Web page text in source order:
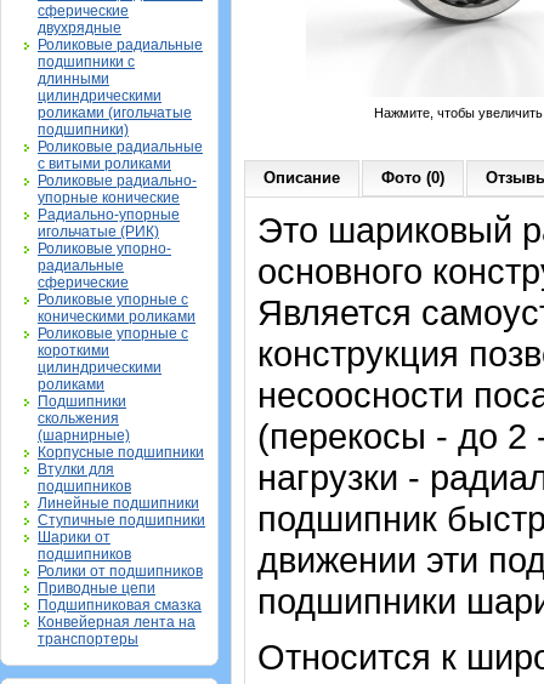
сферические
двухрядные
Роликовые радиальные
подшипники с
длинными
цилиндрическими
роликами (игольчатые
подшипники)
Роликовые радиальные
с витыми роликами
Роликовые радиально-
упорные конические
Радиально-упорные
игольчатые (РИК)
Роликовые упорно-
радиальные
сферические
Роликовые упорные с
коническими роликами
Роликовые упорные с
короткими
цилиндрическими
роликами
Подшипники
скольжения
(шарнирные)
Корпусные подшипники
Втулки для
подшипников
Линейные подшипники
Ступичные подшипники
Шарики от
подшипников
Ролики от подшипников
Приводные цепи
Подшипниковая смазка
Конвейерная лента на
транспортеры
Нажмите, чтобы увеличить
Описание Фото (0)
Это шариковый
основного
Является
конструкция
несоосности
(перекосы - до 2
нагрузки -
подшипник
движении эти
подшипники
Относится к